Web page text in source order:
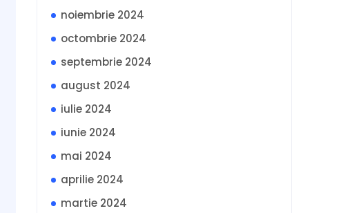
noiembrie 2024
octombrie 2024
septembrie 2024
august 2024
iulie 2024
iunie 2024
mai 2024
aprilie 2024
martie 2024